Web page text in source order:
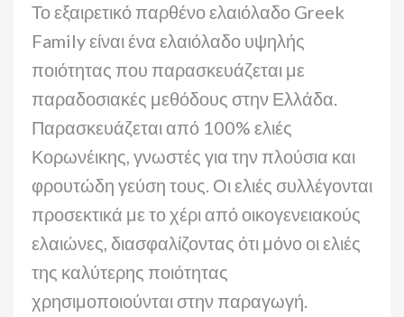
Το εξαιρετικό παρθένο ελαιόλαδο Greek
Family είναι ένα ελαιόλαδο υψηλής
ποιότητας που παρασκευάζεται με
παραδοσιακές μεθόδους στην Ελλάδα.
Παρασκευάζεται από 100% ελιές
Κορωνέικης, γνωστές για την πλούσια και
φρουτώδη γεύση τους. Οι ελιές συλλέγονται
προσεκτικά με το χέρι από οικογενειακούς
ελαιώνες, διασφαλίζοντας ότι μόνο οι ελιές
της καλύτερης ποιότητας
χρησιμοποιούνται στην παραγωγή.